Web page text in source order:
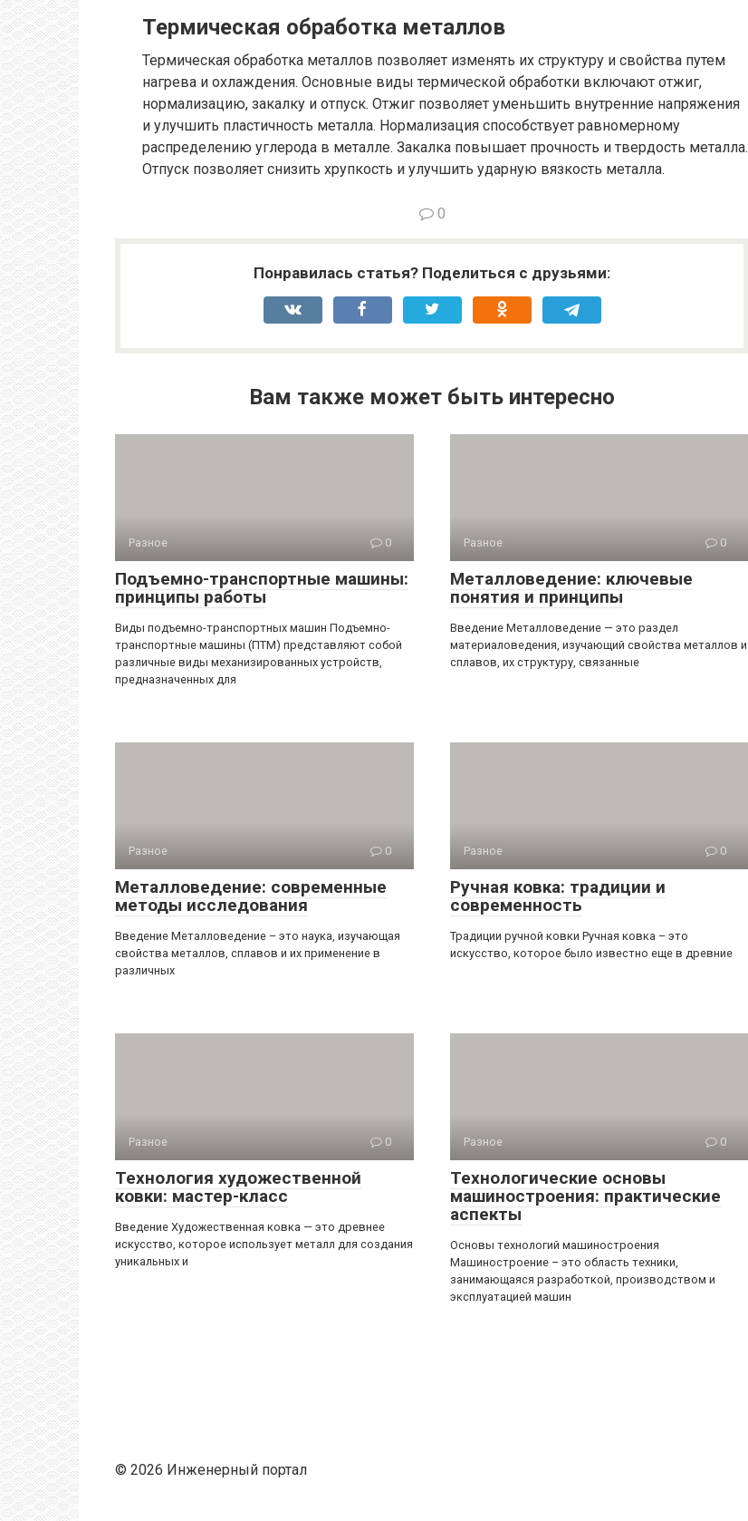
Термическая обработка металлов
Термическая обработка металлов позволяет изменять их структуру и свойства путем
нагрева и охлаждения. Основные виды термической обработки включают отжиг,
нормализацию, закалку и отпуск. Отжиг позволяет уменьшить внутренние напряжения
и улучшить пластичность металла. Нормализация способствует равномерному
распределению углерода в металле. Закалка повышает прочность и твердость металла.
Отпуск позволяет снизить хрупкость и улучшить ударную вязкость металла.
0
Понравилась статья? Поделиться с друзьями:
Вам также может быть интересно
Разное 0
Подъемно-транспортные машины:
принципы работы
Виды подъемно-транспортных машин Подъемно-
транспортные машины (ПТМ) представляют собой
различные виды механизированных устройств,
предназначенных для
Разное 0
Металловедение: ключевые
понятия и принципы
Введение Металловедение — это раздел
материаловедения, изучающий свойства металлов и
сплавов, их структуру, связанные
Разное 0
Металловедение: современные
методы исследования
Введение Металловедение – это наука, изучающая
свойства металлов, сплавов и их применение в
различных
Разное 0
Ручная ковка: традиции и
современность
Традиции ручной ковки Ручная ковка – это
искусство, которое было известно еще в древние
Разное 0
Технология художественной
ковки: мастер-класс
Введение Художественная ковка — это древнее
искусство, которое использует металл для создания
уникальных и
Разное 0
Технологические основы
машиностроения: практические
аспекты
Основы технологий машиностроения
Машиностроение – это область техники,
занимающаяся разработкой, производством и
эксплуатацией машин
© 2026 Инженерный портал